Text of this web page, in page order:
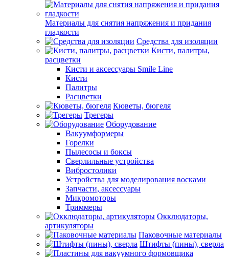
Материалы для снятия напряжения и придания
гладкости
Средства для изоляции
Кисти, палитры,
расцветки
Кисти и аксессуары Smile Line
Кисти
Палитры
Расцветки
Кюветы, бюгеля
Трегеры
Оборудование
Вакуумформеры
Горелки
Пылесосы и боксы
Сверлильные устройства
Вибростолики
Устройства для моделирования восками
Запчасти, аксессуары
Микромоторы
Триммеры
Окклюдаторы,
артикуляторы
Паковочные материалы
Штифты (пины), сверла